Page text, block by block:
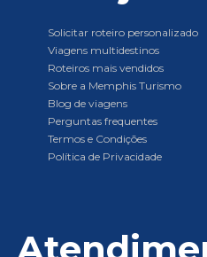
Solicitar roteiro personalizado
Viagens multidestinos
Roteiros mais vendidos
Sobre a Memphis Turismo
Blog de viagens
Perguntas frequentes
Termos e Condições
Política de Privacidade